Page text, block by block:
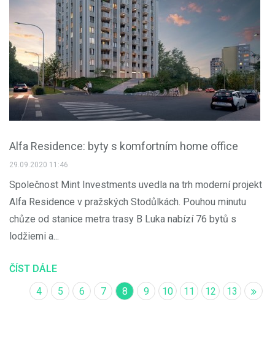
Alfa Residence: byty s komfortním home office
29.09.2020 11:46
Společnost Mint Investments uvedla na trh moderní projekt
Alfa Residence v pražských Stodůlkách. Pouhou minutu
chůze od stanice metra trasy B Luka nabízí 76 bytů s
lodžiemi a...
ČÍST DÁLE
4
5 6 7 8 9 10 11 12 13